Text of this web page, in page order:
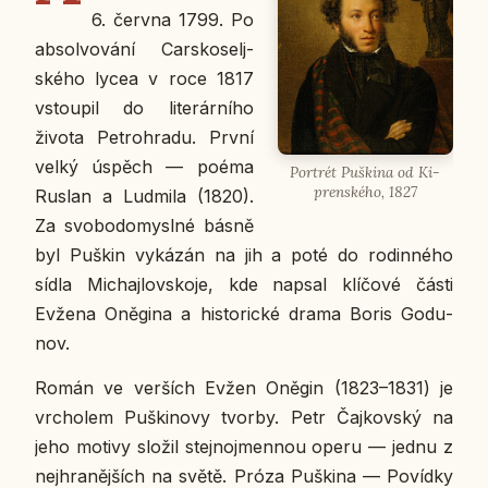
Por­trét Puški­na od Ki­
pren­ské­ho, 1827
6. června 1799. Po
ab­sol­vo­vá­ní Car­sko­selj­
ské­ho lycea v roce 1817
vstou­pil do li­te­rár­ní­ho
života Pe­t­ro­hra­du. První
velký úspěch — poéma
Ruslan a Lud­mi­la (1820).
Za svo­bo­do­my­sl­né básně
byl Puškin vy­ká­zán na jih a poté do ro­din­né­ho
sídla Mi­chaj­lov­sko­je, kde napsal klí­čo­vé části
Evžena Oně­gi­na a his­to­ric­ké drama Boris Go­du­
nov.
Román ve ver­ších Evžen Oněgin (1823–1831) je
vr­cho­lem Puški­no­vy tvorby. Petr Čaj­kov­ský na
jeho motivy složil stej­no­jmen­nou operu — jednu z
nej­hra­něj­ších na světě. Próza Puški­na — Po­víd­ky